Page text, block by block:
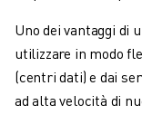
PACCHETTO
MACCHINE
TROVA ROBOSHOT
ROBOSHOT MACCHINE
Uno dei vantaggi di
utilizzare in modo
(centri dati) e dai
ad alta velocità di